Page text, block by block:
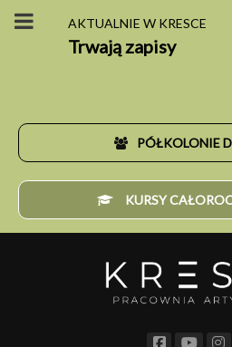
AKTUALNIE W KRESCE
Trwają zapisy
PÓŁKOLONIE
KURSY